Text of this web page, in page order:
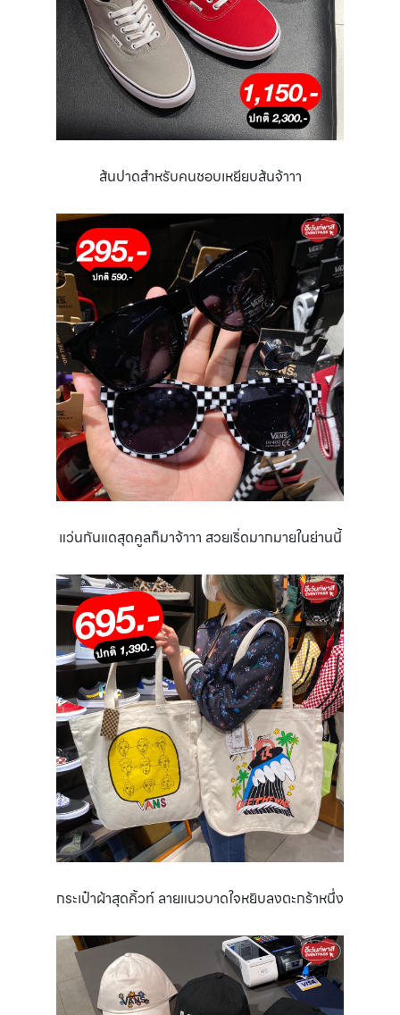
ส้นปาดสำหรับคนชอบเหยียบส้นจ้าาา
แว่นกันแดสุดคูลก็มาจ้าาา สวยเริ่ดมากมายในย่านนี้
กระเป๋าผ้าสุดคิ้วท์ ลายแนวบาดใจหยิบลงตะกร้าหนึ่ง